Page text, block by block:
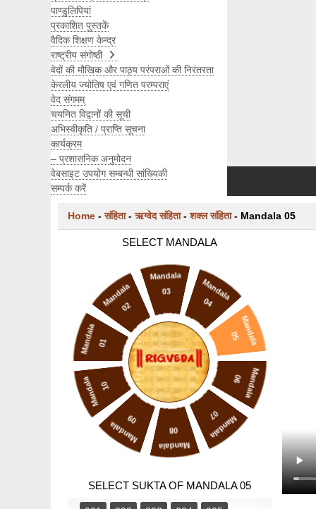
Search
पाण्डुलिपियां
प्रकाशित पुस्तकें
वैदिक शिक्षण केन्द्र
राष्ट्रीय संगोष्ठी
वेदों की मौखिक और पाठ्य परंपराओं की निरंतरता
केरलीय ज्योतिष एवं गणित परम्पराएं
वेद संगमम्
चयनित विद्वानों की सूची
अभिस्वीकृति / प्राप्ति सूचना
कार्यक्रम
– प्रशासनिक अनुमोदन
वेबसाइट उपयोग सम्बन्धी सांख्यिकी
सम्पर्क करें
Home -संहिता-ऋग्वेद संहिता-शक्ल संहिता- Mandala 05
SELECT MANDALA
Mandala 01
Mandala
02
Mandala
03 Mandala
04
Mandala
05
Mandala
06
Mandala
07
Mandala
08
Mandala
09
Mandala 10
SELECT SUKTA OF MANDALA 05